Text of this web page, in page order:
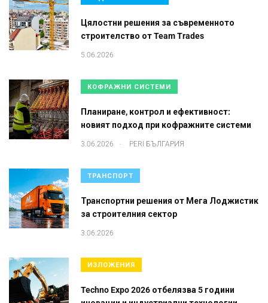
Цялостни решения за съвременното
строителство от Team Trades
5.06.2026
КОФРАЖНИ СИСТЕМИ
Планиране, контрол и ефективност:
новият подход при кофражните системи
3.06.2026 PERI БЪЛГАРИЯ
ТРАНСПОРТ
Транспортни решения от Мега Лоджистик
за строителния сектор
3.06.2026
ИЗЛОЖЕНИЯ
Techno Expo 2026 отбелязва 5 години